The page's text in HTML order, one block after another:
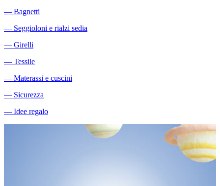
― Bagnetti
― Seggioloni e rialzi sedia
― Girelli
― Tessile
― Materassi e cuscini
― Sicurezza
― Idee regalo